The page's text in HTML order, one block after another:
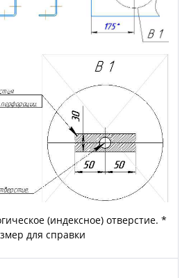
(индексное) отверстие. *
для справки